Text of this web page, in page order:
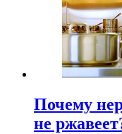
Почему
не